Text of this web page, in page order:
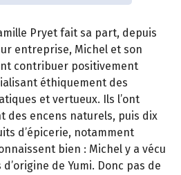
Pryet fait sa part, depuis
entreprise, Michel et son
contribuer positivement
éthiquement des
et vertueux. Ils l’ont
des encens naturels, puis dix
d’épicerie, notamment
bien : Michel y a vécu
de Yumi. Donc pas de